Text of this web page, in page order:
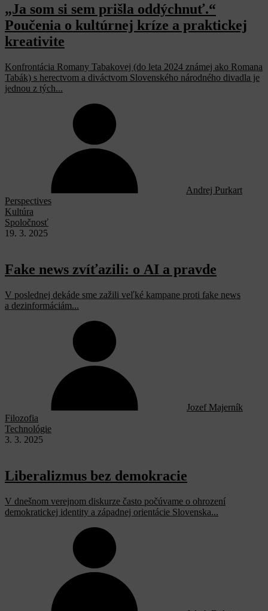
„Ja som si sem prišla oddýchnuť.“
Poučenia o kultúrnej kríze a praktickej
kreativite
Konfrontácia Romany Tabakovej (do leta 2024 známej ako Romana
Tabák) s herectvom a diváctvom Slovenského národného divadla je
jednou z tých...
Andrej Purkart
Perspectives
Kultúra
Spoločnosť
19. 3. 2025
Fake news zvíťazili: o AI a pravde
V poslednej dekáde sme zažili veľké kampane proti fake news
a dezinformáciám...
Jozef Majerník
Filozofia
Technológie
3. 3. 2025
Liberalizmus bez demokracie
V dnešnom verejnom diskurze často počúvame o ohrození
demokratickej identity a západnej orientácie Slovenska...